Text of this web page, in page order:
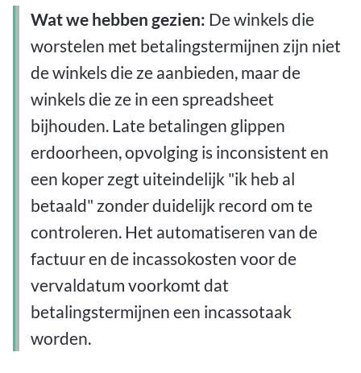
Wat we hebben gezien: De winkels die
worstelen met betalingstermijnen zijn niet
de winkels die ze aanbieden, maar de
winkels die ze in een spreadsheet
bijhouden. Late betalingen glippen
erdoorheen, opvolging is inconsistent en
een koper zegt uiteindelijk "ik heb al
betaald" zonder duidelijk record om te
controleren. Het automatiseren van de
factuur en de incassokosten voor de
vervaldatum voorkomt dat
betalingstermijnen een incassotaak
worden.